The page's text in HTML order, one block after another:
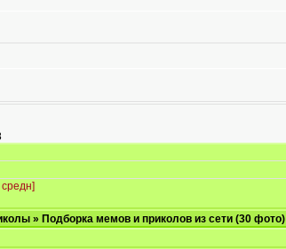
средн]
» Подборка мемов и приколов из сети (30 фото)